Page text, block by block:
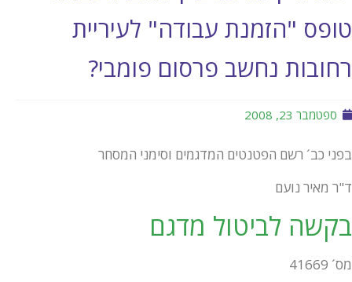
טופס "הזמנת עבודה" לעיריית
רחובות נחשב פרסום פומבי?
ספטמבר 23, 2008
בפני כב´ רשם הפטנטים המדגמים וסימני המסחר
ד"ר מאיר נועם
בקשה לביטול מדגם
מס´ 41669